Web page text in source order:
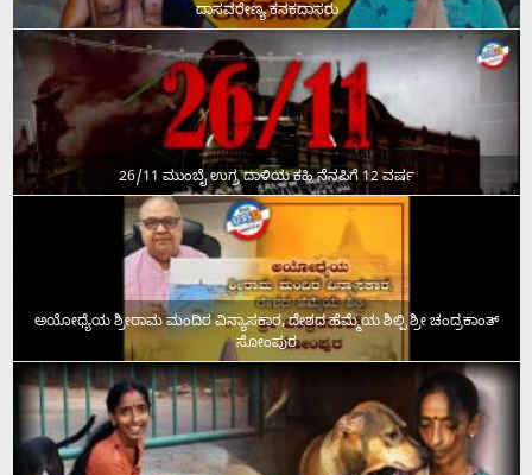
ದಾಸವರೇಣ್ಯ ಕನಕದಾಸರು
26/11 ಮುಂಬೈ ಉಗ್ರ ದಾಳಿಯ ಕಹಿ ನೆನಪಿಗೆ 12 ವರ್ಷ
ಅಯೋಧ್ಯೆಯ ಶ್ರೀರಾಮ ಮಂದಿರ ವಿನ್ಯಾಸಕಾರ, ದೇಶದ ಹೆಮ್ಮೆಯ ಶಿಲ್ಪಿ ಶ್ರೀ ಚಂದ್ರಕಾಂತ್‌
ಸೋಂಪುರ